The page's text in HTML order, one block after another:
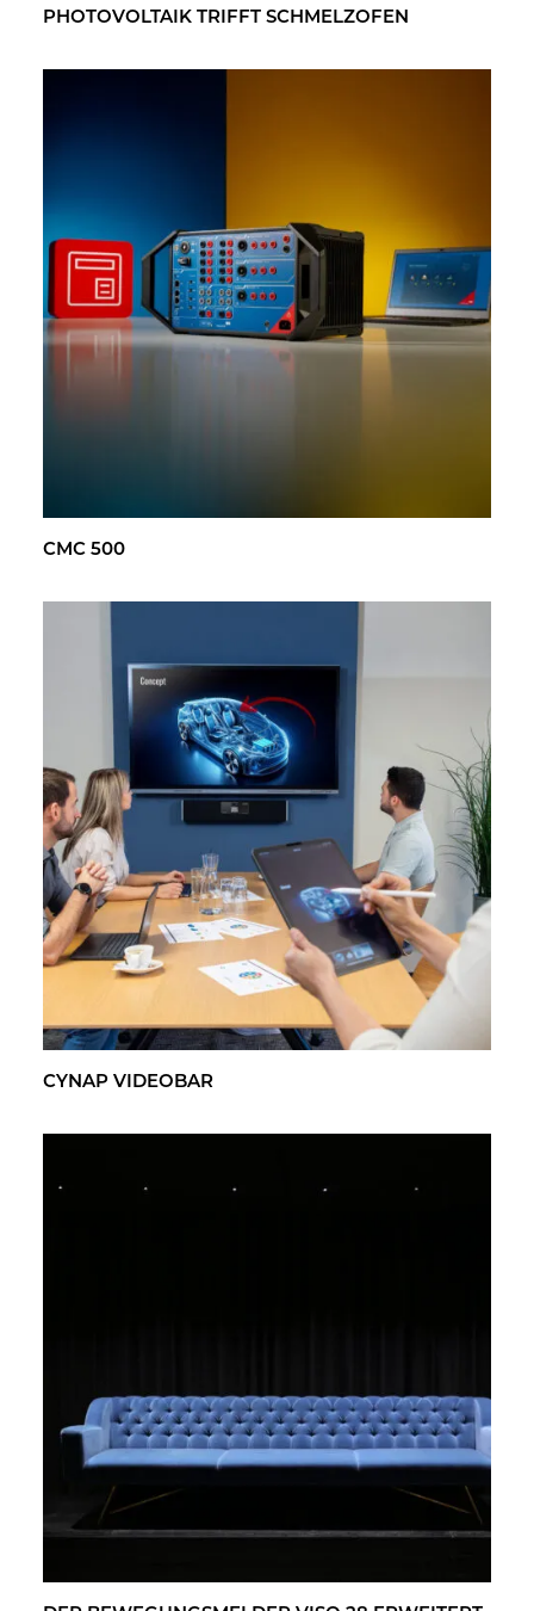
PHO­TO­VOL­TA­IK TRIFFT SCHMELZ­OFEN
CMC 500
CYNAP VI­DEO­BAR